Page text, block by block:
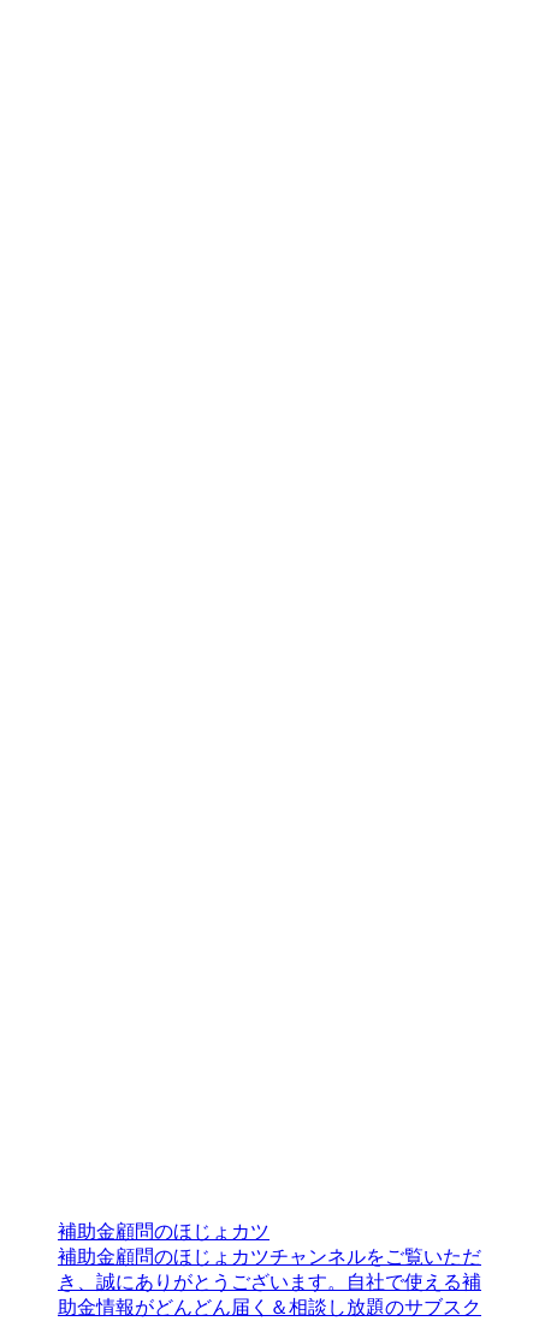
補助金顧問のほじょカツ
補助金顧問のほじょカツチャンネルをご覧いただ
き、誠にありがとうございます。自社で使える補
助金情報がどんどん届く＆相談し放題のサブスク